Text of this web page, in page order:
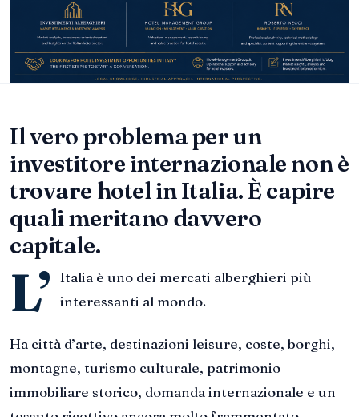
Il vero problema per un
investitore internazionale non è
trovare hotel in Italia. È capire
quali meritano davvero
capitale.
L’
Italia è uno dei mercati alberghieri più
interessanti al mondo.
Ha città d’arte, destinazioni leisure, coste, borghi,
montagne, turismo culturale, patrimonio
immobiliare storico, domanda internazionale e un